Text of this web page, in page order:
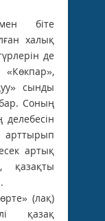
біте
халық
де
сынды
Соның
делебесін
артық
қазақты
(лақ)
қазақ